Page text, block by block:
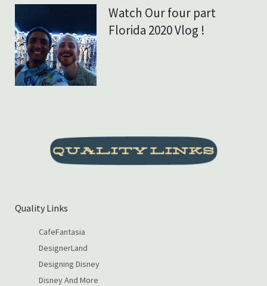
Watch Our four part
Florida 2020 Vlog !
Quality Links
CafeFantasia
DesignerLand
Designing Disney
Disney And More